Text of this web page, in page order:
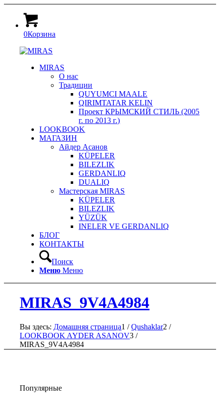
0Корзина
MIRAS
О нас
Традиции
QUYUMCI MAALE
QIRIMTATAR KELIN
Проект КРЫМСКИЙ СТИЛЬ (2005
г. по 2013 г.)
LOOKBOOK
МАГАЗИН
Айдер Асанов
KÜPELER
BILEZLIK
GERDANLIQ
DUALIQ
Мастерская MIRAS
KÜPELER
BILEZLIK
YÜZÜK
INELER VE GERDANLIQ
БЛОГ
КОНТАКТЫ
Поиск
Меню Меню
MIRAS_9V4A4984
Вы здесь: Домашняя страница1 / Qushaklar2 /
LOOKBOOK AYDER ASANOV3 /
MIRAS_9V4A4984
Популярные